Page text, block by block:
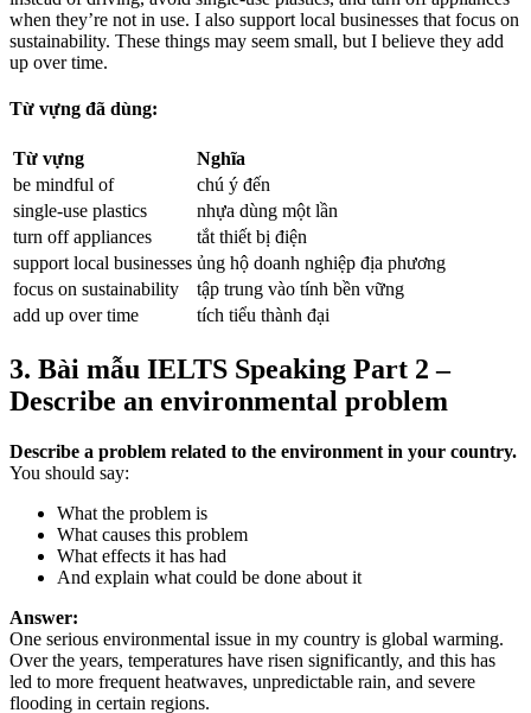
when they’re not in use. I also support local businesses that focus on
sustainability. These things may seem small, but I believe they add
up over time.
Từ vựng đã dùng:
Từ vựng
Nghĩa
be mindful of
chú ý đến
single-use plastics
nhựa dùng một lần
turn off appliances
tắt thiết bị điện
support local businesses ủng hộ doanh nghiệp địa phương
focus on sustainability
tập trung vào tính bền vững
add up over time
tích tiểu thành đại
3. Bài mẫu IELTS Speaking Part 2 –
Describe an environmental problem
Describe a problem related to the environment in your country.
You should say:
What the problem is
What causes this problem
What effects it has had
And explain what could be done about it
Answer:
One serious environmental issue in my country is global warming.
Over the years, temperatures have risen significantly, and this has
led to more frequent heatwaves, unpredictable rain, and severe
flooding in certain regions.